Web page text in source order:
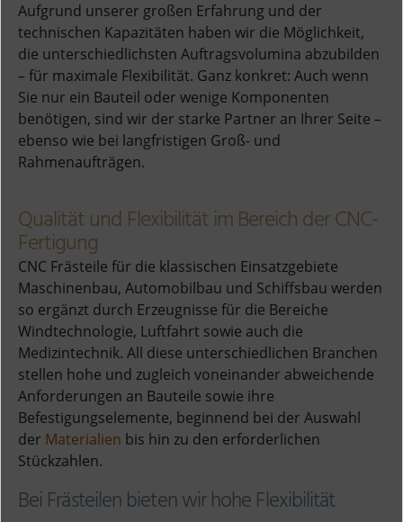
Aufgrund unserer großen Erfahrung und der
technischen Kapazitäten haben wir die Möglichkeit,
die unterschiedlichsten Auftragsvolumina abzubilden
– für maximale Flexibilität. Ganz konkret: Auch wenn
Sie nur ein Bauteil oder wenige Komponenten
benötigen, sind wir der starke Partner an Ihrer Seite –
ebenso wie bei langfristigen Groß- und
Rahmenaufträgen.
Qualität und Flexibilität im Bereich der CNC-
Fertigung
CNC Frästeile für die klassischen Einsatzgebiete
Maschinenbau, Automobilbau und Schiffsbau werden
so ergänzt durch Erzeugnisse für die Bereiche
Windtechnologie, Luftfahrt sowie auch die
Medizintechnik. All diese unterschiedlichen Branchen
stellen hohe und zugleich voneinander abweichende
Anforderungen an Bauteile sowie ihre
Befestigungselemente, beginnend bei der Auswahl
der Materialien bis hin zu den erforderlichen
Stückzahlen.
Bei Frästeilen bieten wir hohe Flexibilität